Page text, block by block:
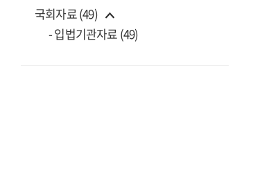
국회자료 (49)
- 입법기관자료 (49)